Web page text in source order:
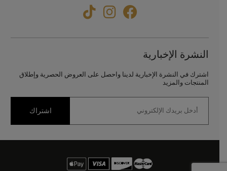
النشرة الإخبارية
اشترك في النشرة الإخبارية لدينا واحصل على العروض الحصرية وإطلاق
المنتجات والمزيد
اشتراك